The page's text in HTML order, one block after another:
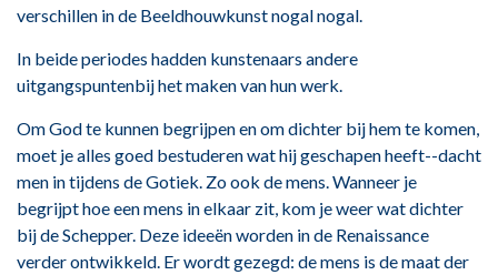
verschillen in de Beeldhouwkunst nogal nogal.
In beide periodes hadden kunstenaars andere
uitgangspuntenbij het maken van hun werk.
Om God te kunnen begrijpen en om dichter bij hem te komen,
moet je alles goed bestuderen wat hij geschapen heeft--dacht
men in tijdens de Gotiek. Zo ook de mens. Wanneer je
begrijpt hoe een mens in elkaar zit, kom je weer wat dichter
bij de Schepper. Deze ideeën worden in de Renaissance
verder ontwikkeld. Er wordt gezegd: de mens is de maat der